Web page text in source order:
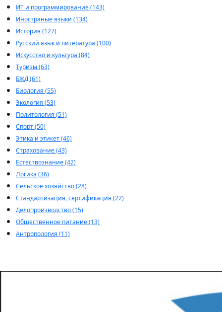
ИТ и программирование (143)
Иностраные языки (134)
История (127)
Русский язык и литература (100)
Искусство и культура (84)
Туризм (63)
БЖД (61)
Биология (55)
Экология (53)
Политология (51)
Спорт (50)
Этика и этикет (46)
Страхование (43)
Естествознание (42)
Логика (36)
Сельское хозяйство (28)
Стандартизация, сертификация (22)
Делопроизводство (15)
Общественное питание (13)
Антропология (11)